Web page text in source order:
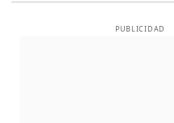
PUBLICIDAD